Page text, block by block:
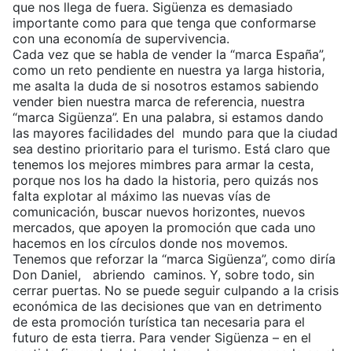
que nos llega de fuera. Sigüenza es demasiado
importante como para que tenga que conformarse
con una economía de supervivencia.
Cada vez que se habla de vender la “marca España”,
como un reto pendiente en nuestra ya larga historia,
me asalta la duda de si nosotros estamos sabiendo
vender bien nuestra marca de referencia, nuestra
“marca Sigüenza”. En una palabra, si estamos dando
las mayores facilidades del mundo para que la ciudad
sea destino prioritario para el turismo. Está claro que
tenemos los mejores mimbres para armar la cesta,
porque nos los ha dado la historia, pero quizás nos
falta explotar al máximo las nuevas vías de
comunicación, buscar nuevos horizontes, nuevos
mercados, que apoyen la promoción que cada uno
hacemos en los círculos donde nos movemos.
Tenemos que reforzar la “marca Sigüenza”, como diría
Don Daniel, abriendo caminos. Y, sobre todo, sin
cerrar puertas. No se puede seguir culpando a la crisis
económica de las decisiones que van en detrimento
de esta promoción turística tan necesaria para el
futuro de esta tierra. Para vender Sigüenza – en el